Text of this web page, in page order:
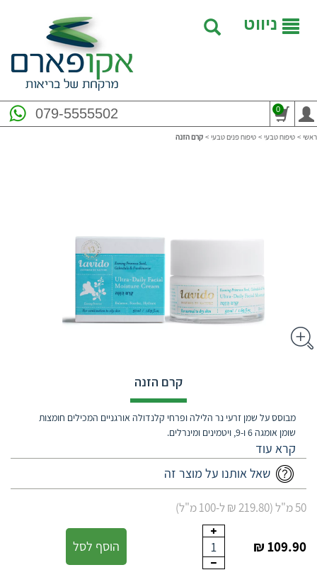
ניווט
079-5555502 0
ראשי > טיפוח טבעי > טיפוח פנים טבעי > קרם הזנה
קרם הזנה
מבוסס על שמן זרעי נר הלילה ופרחי קלנדולה אורגניים המכילים חומצות
שומן אומגה 6 ו-9, ויטמינים ומינרלים.
שאל אותנו על מוצר זה
50 מ"ל (219.80 ₪ ל-100 מ"ל)
109.90 ₪
1 הוסף לסל